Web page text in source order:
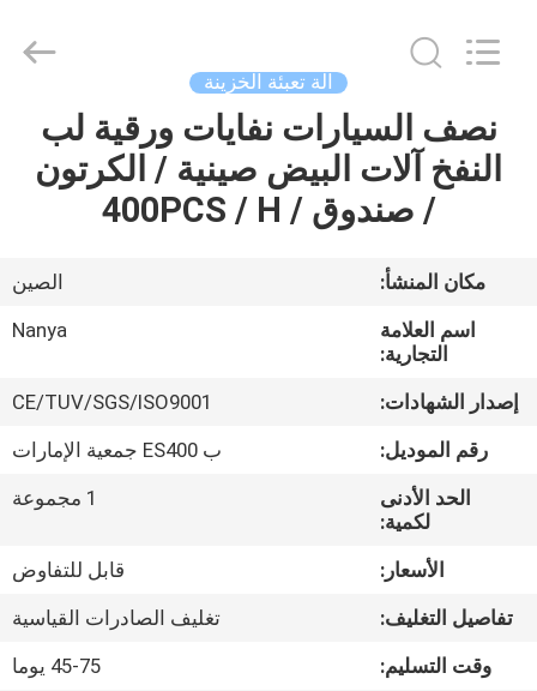
الصفحة
الرئيسية
أشرطة
عرض
الواقع
الافتراضي
معلومات
عنا
Equipment
Reserved.
آلة تعبئة الخزينة
نصف السيارات نفايات ورقية لب
النفخ آلات البيض صينية / الكرتون
/ صندوق / 400PCS / H
مكان المنشأ:
الصين
اسم العلامة
التجارية:
Nanya
إصدار الشهادات:
CE/TUV/SGS/ISO9001
رقم الموديل:
ب ES400 جمعية الإمارات
الحد الأدنى
لكمية:
1 مجموعة
الأسعار:
قابل للتفاوض
تفاصيل التغليف:
تغليف الصادرات القياسية
وقت التسليم:
45-75 يوما